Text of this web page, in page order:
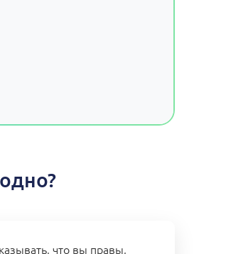
что вы правы,